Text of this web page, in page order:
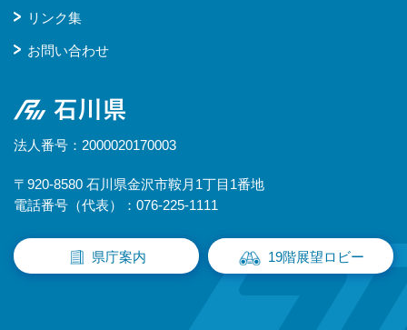
リンク集
お問い合わせ
石川県
法人番号：2000020170003
〒920-8580 石川県金沢市鞍月1丁目1番地
電話番号（代表）：076-225-1111
県庁案内 19階展望ロビー